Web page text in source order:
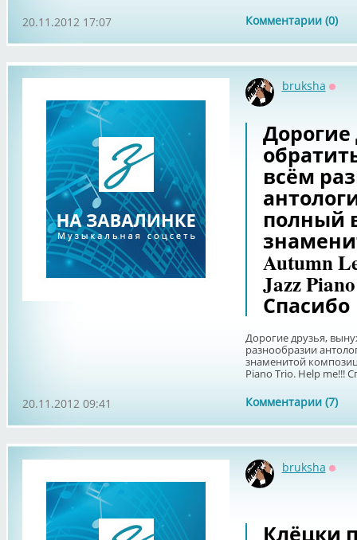
Комментарии (0)
20.11.2012 17:07
bruksha
всём
полный
Autumn
Jazz
Спасибо
Дорогие друзья,
разнообразии
знаменитой
Piano Trio. Help me!!!
Комментарии (7)
20.11.2012 09:41
bruksha
Клёцки